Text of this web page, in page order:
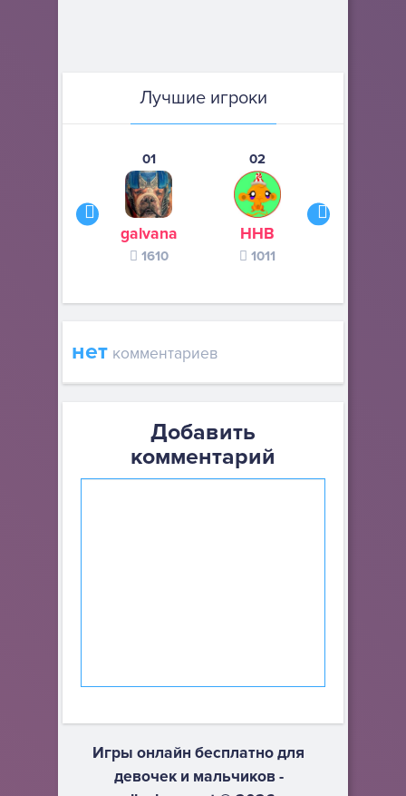
Лучшие игроки
01
galvana
1610
02
ННВ
1011
нет комментариев
Добавить
комментарий
Игры онлайн бесплатно для
девочек и мальчиков -